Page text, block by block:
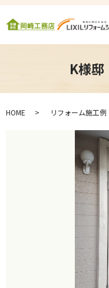
K様
HOME リフォーム施工例